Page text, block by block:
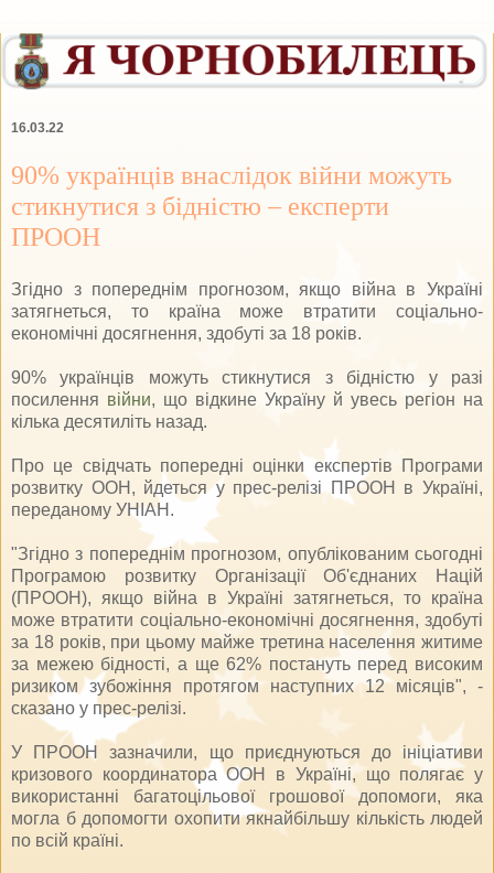
16.03.22
90% українців внаслідок війни можуть
стикнутися з бідністю – експерти
ПРООН
Згідно з попереднім прогнозом, якщо війна в Україні
затягнеться, то країна може втратити соціально-
економічні досягнення, здобуті за 18 років.
90% українців можуть стикнутися з бідністю у разі
посилення війни, що відкине Україну й увесь регіон на
кілька десятиліть назад.
Про це свідчать попередні оцінки експертів Програми
розвитку ООН, йдеться у прес-релізі ПРООН в Україні,
переданому УНІАН.
"Згідно з попереднім прогнозом, опублікованим сьогодні
Програмою розвитку Організації Об'єднаних Націй
(ПРООН), якщо війна в Україні затягнеться, то країна
може втратити соціально-економічні досягнення, здобуті
за 18 років, при цьому майже третина населення житиме
за межею бідності, а ще 62% постануть перед високим
ризиком зубожіння протягом наступних 12 місяців", -
сказано у прес-релізі.
У ПРООН зазначили, що приєднуються до ініціативи
кризового координатора ООН в Україні, що полягає у
використанні багатоцільової грошової допомоги, яка
могла б допомогти охопити якнайбільшу кількість людей
по всій країні.